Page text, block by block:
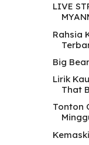
LIVE
Rahsia
Big
Lirik
That
Tonton